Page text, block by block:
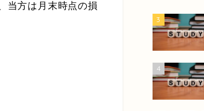
当方は月末時点の損
3
4